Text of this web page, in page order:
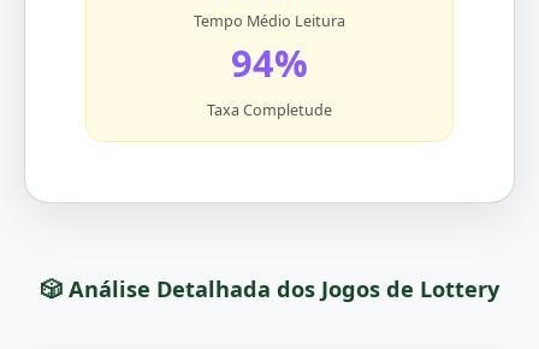
Tempo Médio Leitura
94%
Taxa Completude
🎲 Análise Detalhada dos Jogos de Lottery